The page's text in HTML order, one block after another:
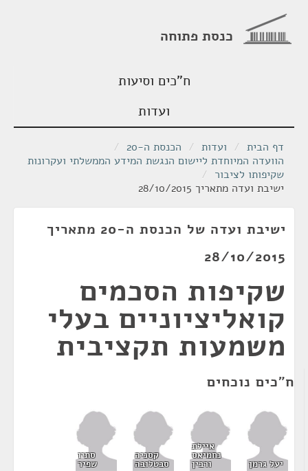
כנסת פתוחה
ח"כים וסיעות
ועדות
דף הבית / ועדות / הכנסת ה-20
/
הוועדה המיוחדת ליישום הנגשת המידע הממשלתי ועקרונות
שקיפותו לציבור /
ישיבת ועדה מתאריך 28/10/2015
ישיבת ועדה של הכנסת ה-20 מתאריך
28/10/2015
שקיפות הסכמים
קואליציוניים בעלי
משמעות תקציבית
ח"כים נוכחים
יעל גרמן
איילת
נחמיאס
ורבין
קסניה
סבטלובה
סתיו
שפיר